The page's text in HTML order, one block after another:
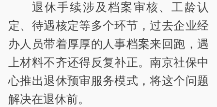
退休手续涉及档案审核、工龄认
定、待遇核定等多个环节，过去企业经
办人员带着厚厚的人事档案来回跑，遇
上材料不齐还得反复补正。南京社保中
心推出退休预审服务模式，将这个问题
解决在退休前。